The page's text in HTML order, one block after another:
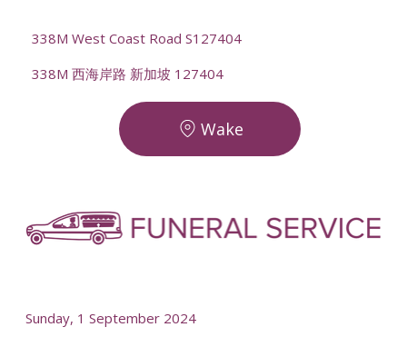
338M West Coast Road S127404
338M 西海岸路 新加坡 127404
Wake
Sunday, 1 September 2024